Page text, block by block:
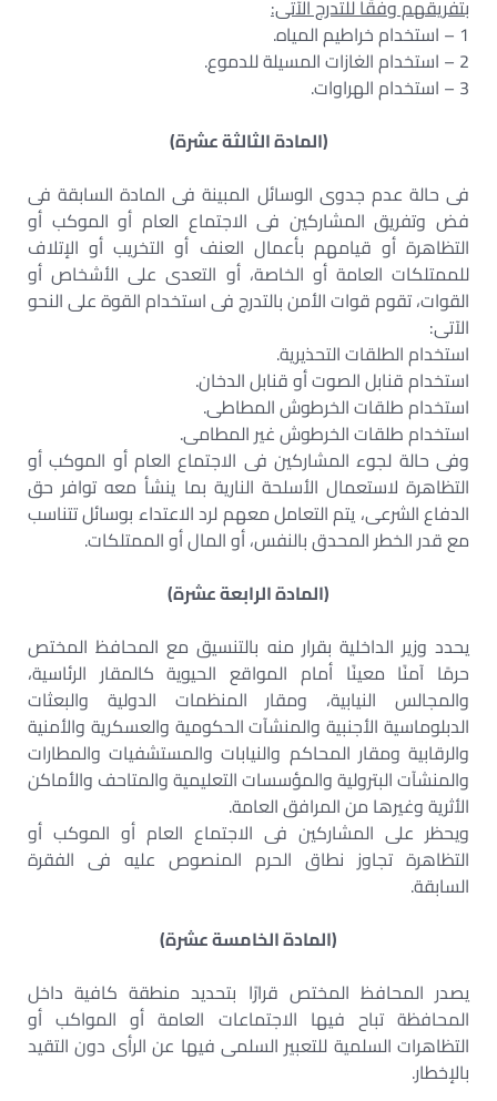
بتفريقهم وفقًا للتدرج الآتى:
1 – استخدام خراطيم المياه.
2 – استخدام الغازات المسيلة للدموع.
3 – استخدام الهراوات.
(المادة الثالثة عشرة)
فى حالة عدم جدوى الوسائل المبينة فى المادة السابقة فى
فض وتفريق المشاركين فى الاجتماع العام أو الموكب أو
التظاهرة أو قيامهم بأعمال العنف أو التخريب أو الإتلاف
للممتلكات العامة أو الخاصة، أو التعدى على الأشخاص أو
القوات، تقوم قوات الأمن بالتدرج فى استخدام القوة على النحو
الآتى:
استخدام الطلقات التحذيرية.
استخدام قنابل الصوت أو قنابل الدخان.
استخدام طلقات الخرطوش المطاطى.
استخدام طلقات الخرطوش غير المطامى.
وفى حالة لجوء المشاركين فى الاجتماع العام أو الموكب أو
التظاهرة لاستعمال الأسلحة النارية بما ينشأ معه توافر حق
الدفاع الشرعى، يتم التعامل معهم لرد الاعتداء بوسائل تتناسب
مع قدر الخطر المحدق بالنفس، أو المال أو الممتلكات.
(المادة الرابعة عشرة)
يحدد وزير الداخلية بقرار منه بالتنسيق مع المحافظ المختص
حرمًا آمنًا معينًا أمام المواقع الحيوية كالمقار الرئاسية،
والمجالس النيابية، ومقار المنظمات الدولية والبعثات
الدبلوماسية الأجنبية والمنشآت الحكومية والعسكرية والأمنية
والرقابية ومقار المحاكم والنيابات والمستشفيات والمطارات
والمنشآت البترولية والمؤسسات التعليمية والمتاحف والأماكن
الأثرية وغيرها من المرافق العامة.
ويحظر على المشاركين فى الاجتماع العام أو الموكب أو
التظاهرة تجاوز نطاق الحرم المنصوص عليه فى الفقرة
السابقة.
(المادة الخامسة عشرة)
يصدر المحافظ المختص قرارًا بتحديد منطقة كافية داخل
المحافظة تباح فيها الاجتماعات العامة أو المواكب أو
التظاهرات السلمية للتعبير السلمى فيها عن الرأى دون التقيد
بالإخطار.